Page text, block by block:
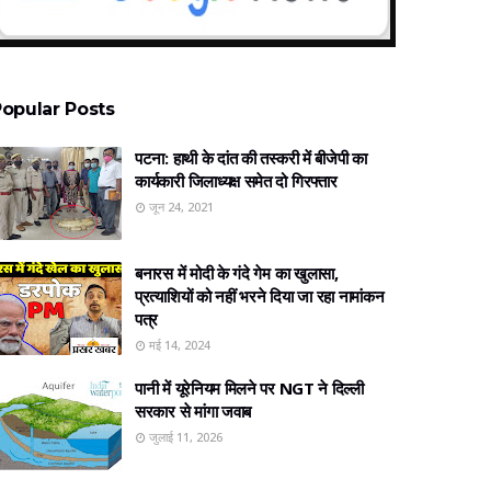
Posts
पटना: हाथी के दांत की तस्करी में बीजेपी का
कार्यकारी जिलाध्यक्ष समेत दो गिरफ्तार
जून 24, 2021
बनारस में मोदी के गंदे गेम का खुलासा,
प्रत्‍याशियों को नहीं भरने दिया जा रहा नामांकन
पत्र
मई 14, 2024
पानी में यूरेनियम मिलने पर NGT ने दिल्ली
सरकार से मांगा जवाब
जुलाई 11, 2026